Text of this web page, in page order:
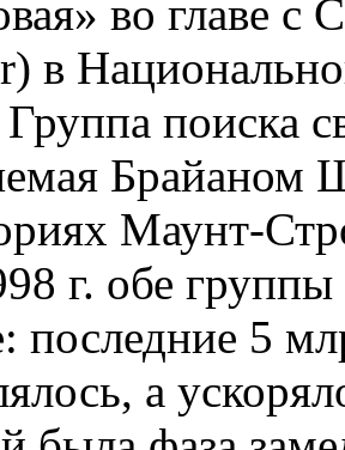
во главе
в
поиска
Маунт-
г. обе
последние 5
а